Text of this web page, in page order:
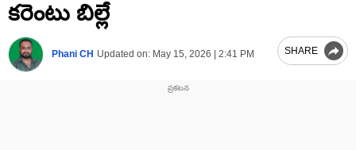
కరెంటు బిల్లే
Phani CH Updated on: May 15, 2026 | 2:41 PM SHARE